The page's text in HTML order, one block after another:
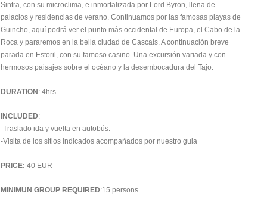
Sintra, con su microclima, e inmortalizada por Lord Byron, llena de
palacios y residencias de verano. Continuamos por las famosas playas de
Guincho, aquí podrá ver el punto más occidental de Europa, el Cabo de la
Roca y pararemos en la bella ciudad de Cascais. A continuación breve
parada en Estoril, con su famoso casino. Una excursión variada y con
hermosos paisajes sobre el océano y la desembocadura del Tajo.
DURATION : 4hrs
INCLUDED:
-Traslado ida y vuelta en autobús.
-Visita de los sitios indicados acompañados por nuestro guia
PRICE: 40 EUR
MINIMUN GROUP REQUIRED:15 persons